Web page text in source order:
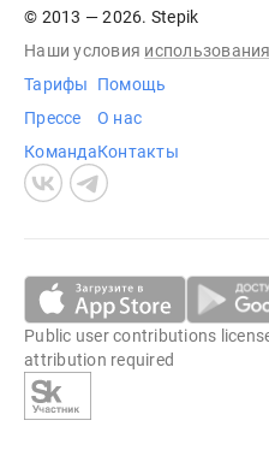
© 2013 — 2026. Stepik
Наши условия использования
Тарифы
Прессе
Команда
Помощь
О нас
Контакты
Public user contributions
attribution required